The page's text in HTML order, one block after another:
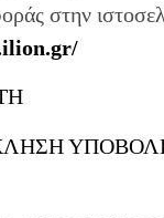
στην